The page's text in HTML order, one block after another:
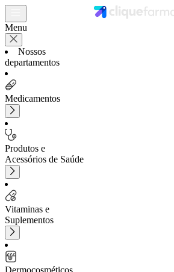
Menu
Nossos
departamentos
Medicamentos
Produtos e
Acessórios de Saúde
Vitaminas e
Suplementos
Dermocosméticos